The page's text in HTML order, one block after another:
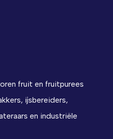
fruit en fruitpurees
ijsbereiders,
en industriële